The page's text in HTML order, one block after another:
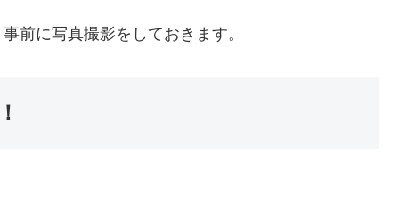
前に写真撮影をしておきます。